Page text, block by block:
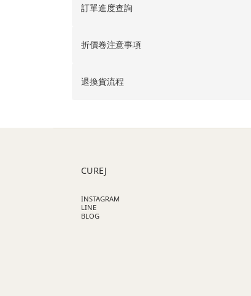
訂單進度查詢
折價卷注意事項
退換貨流程
CUREJ
INSTAGRAM
LINE
BLOG